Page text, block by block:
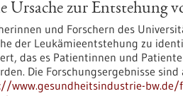
Ursache zur Entstehung
und Forschern des
der Leukämieentstehung zu
das es Patientinnen und
Die Forschungsergebnisse
www.gesundheitsindustrie-